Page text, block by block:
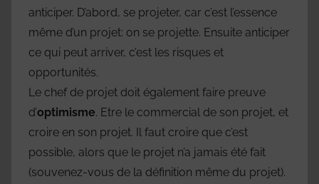
anticiper. D’abord, se projeter, car c’est l’essence
même d’un projet: on se projette. Ensuite anticiper
ce qui peut arriver, c’est les risques et
opportunités.
Le chef de projet doit également faire preuve
d’optimisme. Etre le commercial de son projet, et
croire en son projet. Il faut croire que c’est
possible, alors que le projet n’a jamais été fait
(souvenez-vous de la définition même du projet).